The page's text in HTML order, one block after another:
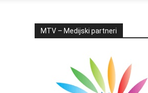
MTV – Medijski partneri